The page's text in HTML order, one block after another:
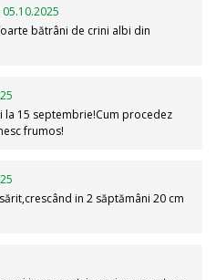
05.10.2025
bătrâni de crini albi din
15 septembrie!Cum procedez
frumos!
in 2 săptămâni 20 cm